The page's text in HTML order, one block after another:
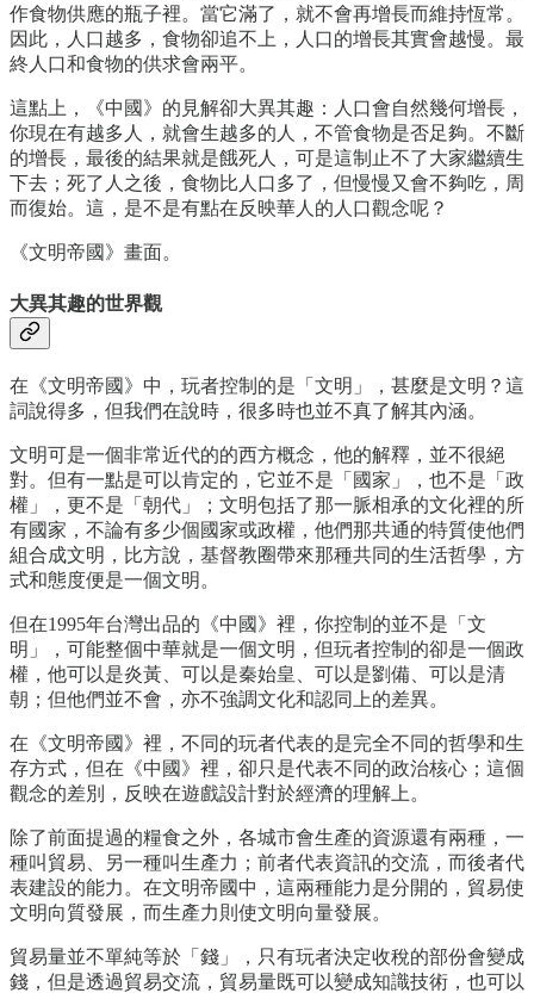
作食物供應的瓶子裡。當它滿了，就不會再增長而維持恆常。
因此，人口越多，食物卻追不上，人口的增長其實會越慢。最
終人口和食物的供求會兩平。
這點上，《中國》的見解卻大異其趣：人口會自然幾何增長，
你現在有越多人，就會生越多的人，不管食物是否足夠。不斷
的增長，最後的結果就是餓死人，可是這制止不了大家繼續生
下去；死了人之後，食物比人口多了，但慢慢又會不夠吃，周
而復始。這，是不是有點在反映華人的人口觀念呢？
《文明帝國》畫面。
大異其趣的世界觀
在《文明帝國》中，玩者控制的是「文明」，甚麼是文明？這
詞說得多，但我們在說時，很多時也並不真了解其內涵。
文明可是一個非常近代的的西方概念，他的解釋，並不很絕
對。但有一點是可以肯定的，它並不是「國家」，也不是「政
權」，更不是「朝代」；文明包括了那一脈相承的文化裡的所
有國家，不論有多少個國家或政權，他們那共通的特質使他們
組合成文明，比方說，基督教圈帶來那種共同的生活哲學，方
式和態度便是一個文明。
但在1995年台灣出品的《中國》裡，你控制的並不是「文
明」，可能整個中華就是一個文明，但玩者控制的卻是一個政
權，他可以是炎黃、可以是秦始皇、可以是劉備、可以是清
朝；但他們並不會，亦不強調文化和認同上的差異。
在《文明帝國》裡，不同的玩者代表的是完全不同的哲學和生
存方式，但在《中國》裡，卻只是代表不同的政治核心；這個
觀念的差別，反映在遊戲設計對於經濟的理解上。
除了前面提過的糧食之外，各城市會生產的資源還有兩種，一
種叫貿易、另一種叫生產力；前者代表資訊的交流，而後者代
表建設的能力。在文明帝國中，這兩種能力是分開的，貿易使
文明向質發展，而生產力則使文明向量發展。
貿易量並不單純等於「錢」，只有玩者決定收稅的部份會變成
錢，但是透過貿易交流，貿易量既可以變成知識技術，也可以